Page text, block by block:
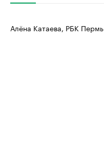
Алёна Катаева, РБК Пермь